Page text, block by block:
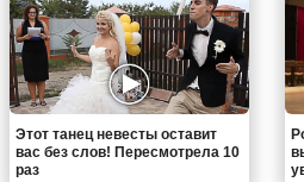
Этот танец невесты оставит
вас без слов! Пересмотрела 10
раз